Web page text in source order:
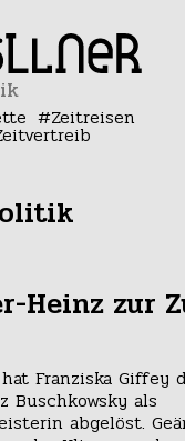
Zeitreisen
Heinz zur
Franziska Giffey
Buschkowsky als
abgelöst.